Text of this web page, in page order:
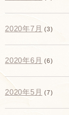
2020年7月 (3)
2020年6月 (6)
2020年5月 (7)